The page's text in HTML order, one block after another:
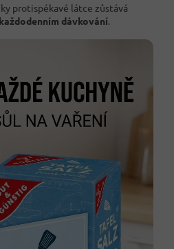
protispékavé látce zůstává
každodenním dávkování.